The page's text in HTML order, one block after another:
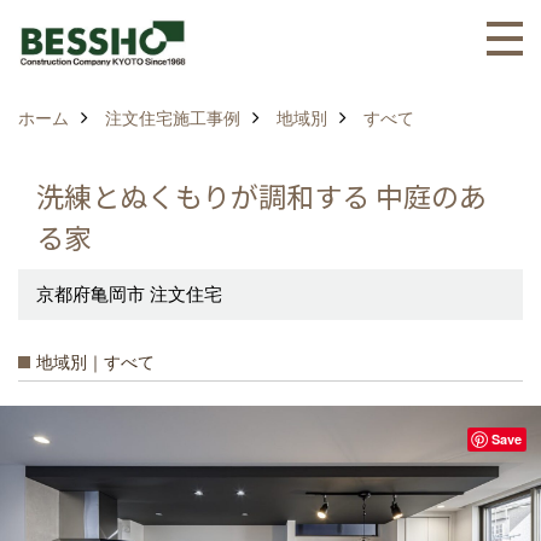
ホーム 注文住宅施工事例 地域別 すべて
洗練とぬくもりが調和する 中庭のあ
る家
京都府亀岡市 注文住宅
地域別｜すべて
Save